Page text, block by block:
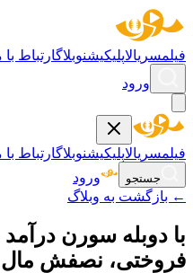
فیلمسریالاپلیکیشنوبلاگارتباط با
ورود
فیلمسریالاپلیکیشنوبلاگارتباط با
جستجو
ورود
← بازگشت به وبلاگ
با دوبله سورن
فروختی، نصفش